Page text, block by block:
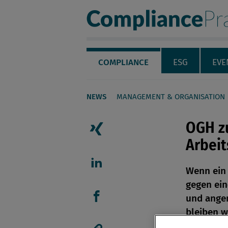
Compliance
Servicenavigation
Navigation
COMPLIANCE ESG
NEWS MANAGEMENT & ORGANISATION
Seiteninhalt
Artikel auf Xing teilen
Artikel auf linkedIn teilen
Artikel auf Facebook
OGH
Wenn
gegen
und
bleiben